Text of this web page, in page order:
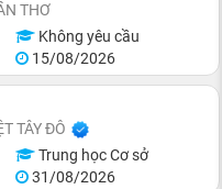
THƠ
Không yêu cầu
15/08/2026
TÂY ĐÔ
Trung học Cơ sở
31/08/2026